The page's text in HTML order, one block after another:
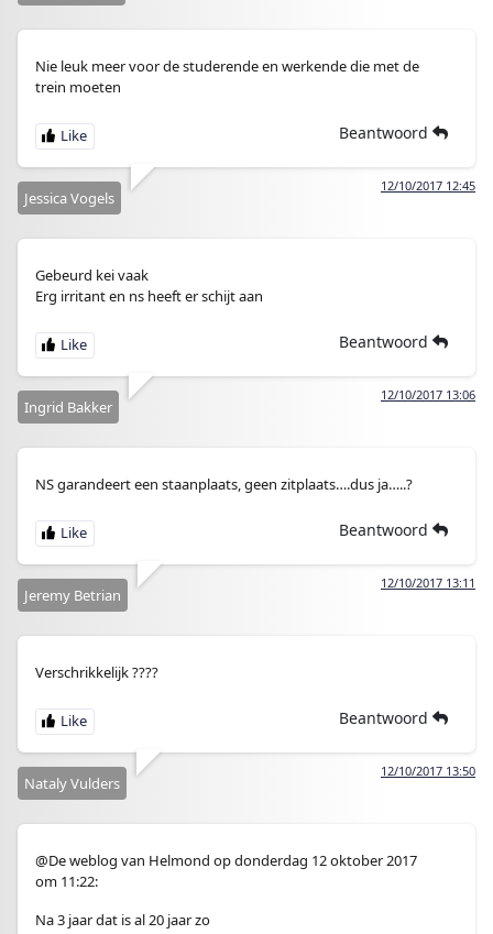
Nie leuk meer voor de studerende en werkende die met de
trein moeten
Beantwoord
12/10/2017 12:45
Jessica Vogels
Gebeurd kei vaak
Erg irritant en ns heeft er schijt aan
Beantwoord
12/10/2017 13:06
Ingrid Bakker
NS garandeert een staanplaats, geen zitplaats….dus ja…..?
Beantwoord
12/10/2017 13:11
Jeremy Betrian
Verschrikkelijk ????
Beantwoord
12/10/2017 13:50
Nataly Vulders
@De weblog van Helmond op donderdag 12 oktober 2017
om 11:22:
Na 3 jaar dat is al 20 jaar zo